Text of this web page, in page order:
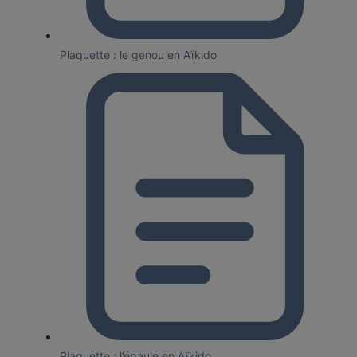
Plaquette : le genou en Aïkido